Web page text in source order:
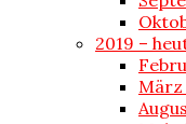
2019 –
März